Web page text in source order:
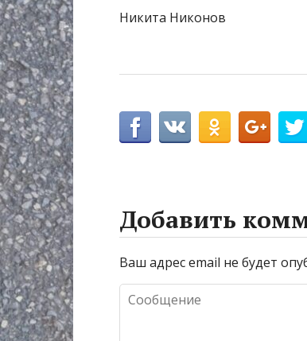
Никита Никонов
Добавить
Ваш адрес email не будет